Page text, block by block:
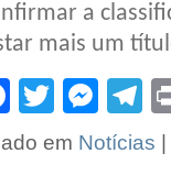
a
mais um
Facebook
Twitter
em Notícias